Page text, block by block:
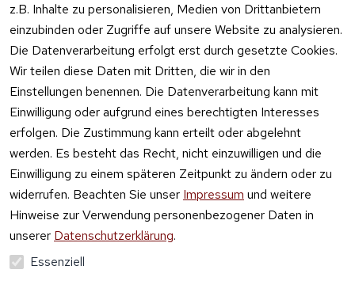
z.B. Inhalte zu personalisieren, Medien von Drittanbietern
einzubinden oder Zugriffe auf unsere Website zu analysieren.
Die Datenverarbeitung erfolgt erst durch gesetzte Cookies.
Wir teilen diese Daten mit Dritten, die wir in den
Einstellungen benennen. Die Datenverarbeitung kann mit
Einwilligung oder aufgrund eines berechtigten Interesses
erfolgen. Die Zustimmung kann erteilt oder abgelehnt
werden. Es besteht das Recht, nicht einzuwilligen und die
Einwilligung zu einem späteren Zeitpunkt zu ändern oder zu
widerrufen. Beachten Sie unser Impressum und weitere
Hinweise zur Verwendung personenbezogener Daten in
unserer Datenschutzerklärung.
Essenziell
Vertrag
widerrufen